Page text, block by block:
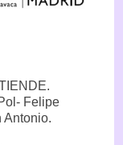
Felipe
Antonio.